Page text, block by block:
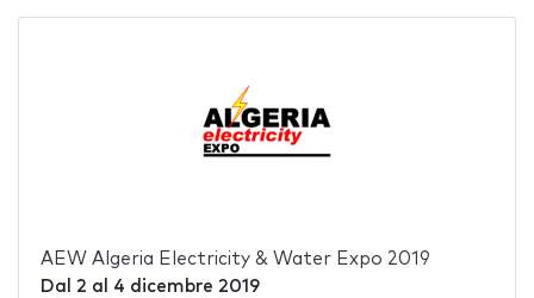
AEW Algeria Electricity & Water Expo 2019
Dal 2 al 4 dicembre 2019